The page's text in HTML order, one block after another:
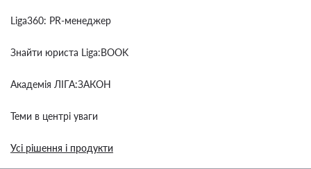
Liga360: PR-менеджер
Знайти юриста Liga:BOOK
Академія ЛІГА:ЗАКОН
Теми в центрі уваги
Усі рішення і продукти